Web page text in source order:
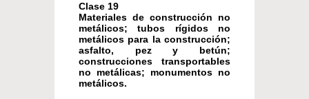
Clase 19
Materiales de construcción no
metálicos; tubos rígidos no
metálicos para la construcción;
asfalto, pez y betún;
construcciones transportables
no metálicas; monumentos no
metálicos.